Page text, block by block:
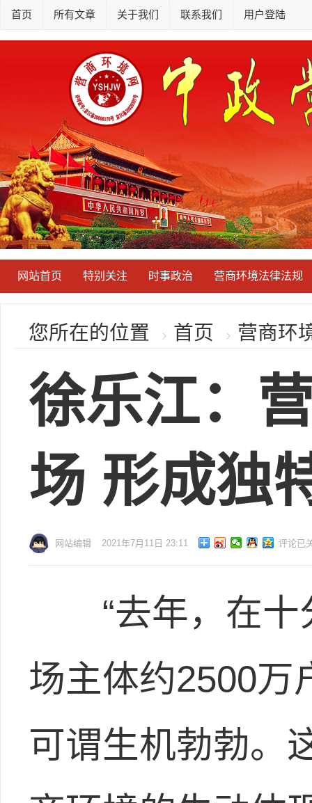
首页 所有文章 关于我们 联系我们 用户登陆
网站首页 特别关注 时事政治 营商环境法律法规
您所在的位置 首页 营商环
徐乐江：
场 形成独
网站编辑 2021年7月11日 23:11 评论已
“去年，在十
场主体约2500万
可谓生机勃勃。